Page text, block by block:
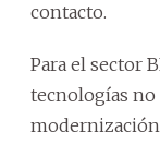
contacto.
Para el sector
tecnologías no